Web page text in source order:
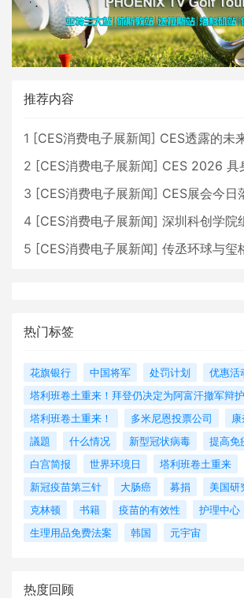
推荐内容
1 [CES消费电子展新闻] CES透露的未来：AI、机
2 [CES消费电子展新闻] CES 2026 具身智能与创
3 [CES消费电子展新闻] CES展会今日落幕 预计
4 [CES消费电子展新闻] 深圳科创学院组团
5 [CES消费电子展新闻] 传丞环球与玺格和
热门标签
花旗银行 中国将军 处罚计划 优惠活
塔利班卷土重来！拜登仍决定为阿富汗撤军辩护
塔利班卷土重来！
多米尼恩投票公司
議題
什么情况 新型冠状病毒 提高免
白宫简报
世界环境日 塔利班卷土重来
新冠疫苗第三针
大肠癌 募捐 美国研
克林顿
书籍 疫苗的有效性
护理中心
生理用品免费法案
韩国 元宇宙
热度回顾